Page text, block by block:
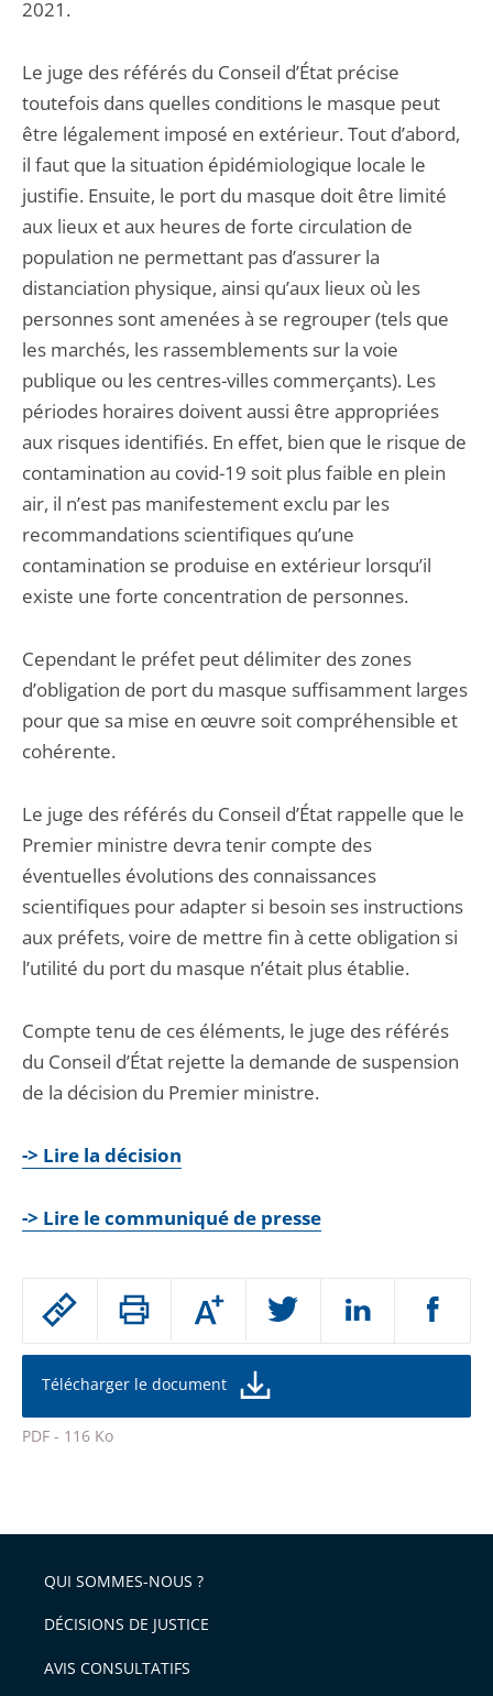
Passer
partage
de
l'article
pour
Augmenter
ou
la
de
police
Télécharger le document
PDF - 116 Ko
l'article
pour
avant
2021.
Le juge des référés du Conseil d’État précise
toutefois dans quelles conditions le masque peut
être légalement imposé en extérieur. Tout d’abord,
il faut que la situation épidémiologique locale le
justifie. Ensuite, le port du masque doit être limité
aux lieux et aux heures de forte circulation de
population ne permettant pas d’assurer la
distanciation physique, ainsi qu’aux lieux où les
personnes sont amenées à se regrouper (tels que
les marchés, les rassemblements sur la voie
publique ou les centres-villes commerçants). Les
périodes horaires doivent aussi être appropriées
aux risques identifiés. En effet, bien que le risque de
contamination au covid-19 soit plus faible en plein
air, il n’est pas manifestement exclu par les
recommandations scientifiques qu’une
contamination se produise en extérieur lorsqu’il
existe une forte concentration de personnes.
Cependant le préfet peut délimiter des zones
d’obligation de port du masque suffisamment larges
pour que sa mise en œuvre soit compréhensible et
cohérente.
Le juge des référés du Conseil d’État rappelle que le
Premier ministre devra tenir compte des
éventuelles évolutions des connaissances
scientifiques pour adapter si besoin ses instructions
aux préfets, voire de mettre fin à cette obligation si
l’utilité du port du masque n’était plus établie.
Compte tenu de ces éléments, le juge des référés
du Conseil d’État rejette la demande de suspension
de la décision du Premier ministre.
-> Lire la décision
-> Lire le communiqué de presse
QUI SOMMES-NOUS ?
DÉCISIONS DE JUSTICE
AVIS CONSULTATIFS